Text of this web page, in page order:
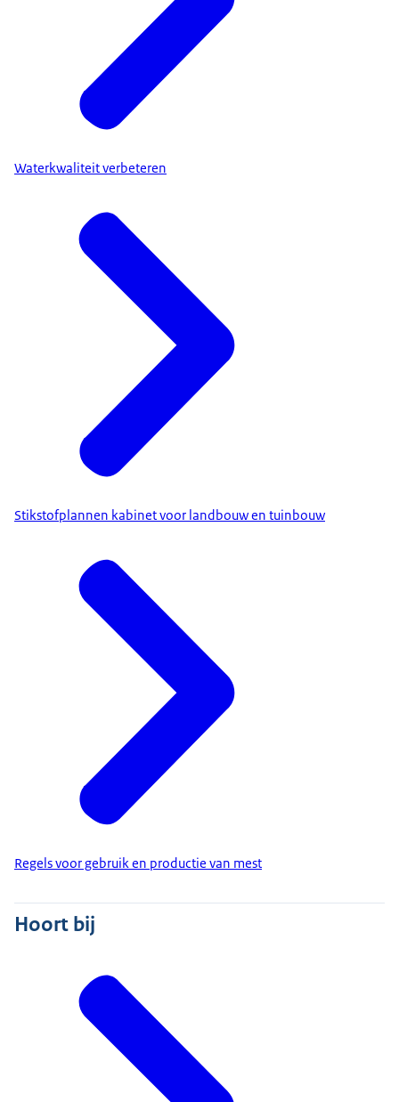
Waterkwaliteit verbeteren
Stikstofplannen kabinet voor landbouw en tuinbouw
Regels voor gebruik en productie van mest
Hoort bij